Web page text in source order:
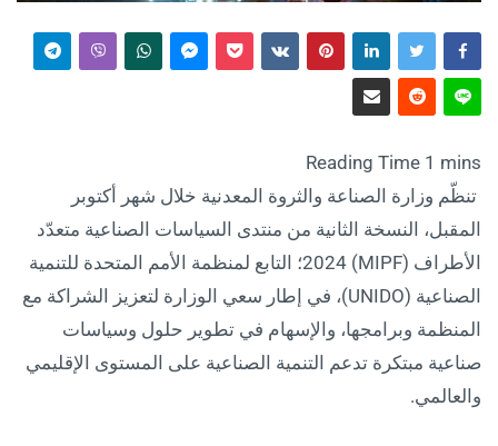
تنظّم وزارة الصناعة والثروة المعدنية خلال شهر أكتوبر
المقبل، النسخة الثانية من منتدى السياسات الصناعية متعدّد
الأطراف (MIPF) 2024؛ التابع لمنظمة الأمم المتحدة للتنمية
الصناعية (UNIDO)، في إطار سعي الوزارة لتعزيز الشراكة مع
المنظمة وبرامجها، والإسهام في تطوير حلول وسياسات
صناعية مبتكرة تدعم التنمية الصناعية على المستوى الإقليمي
والعالمي.